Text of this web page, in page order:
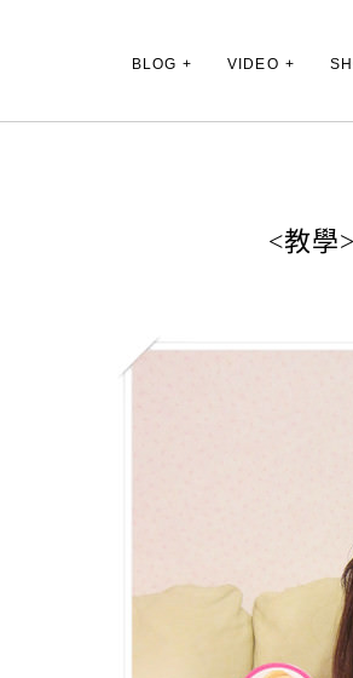
Main Menu
BLOG VIDEO
<教學